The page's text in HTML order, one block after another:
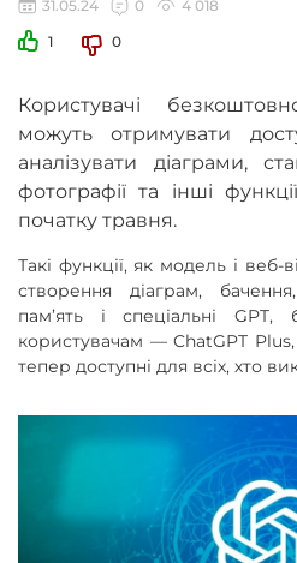
31.05.24 0
4 018
1
0
Користувачі
можуть отримувати
аналізувати діаграми,
фотографії та інші
початку травня.
Такі функції, як модель і веб-
створення діаграм,
пам’ять і спеціальні GPT,
користувачам — ChatGPT
тепер доступні для всіх, хто